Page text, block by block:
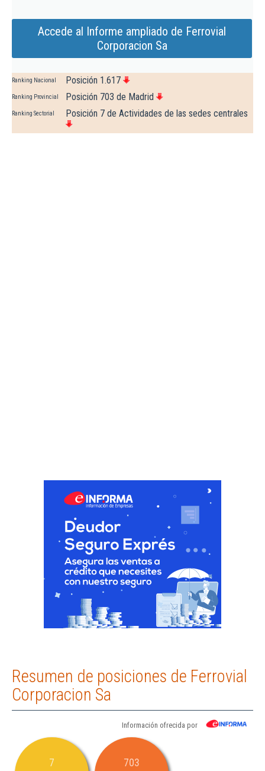
Accede al Informe ampliado de Ferrovial
Corporacion Sa
Ranking Nacional Posición 1.617
Ranking Provincial Posición 703 de Madrid
Ranking Sectorial Posición 7 de Actividades de las sedes centrales
Resumen de posiciones de Ferrovial
Corporacion Sa
Información ofrecida por
7 703